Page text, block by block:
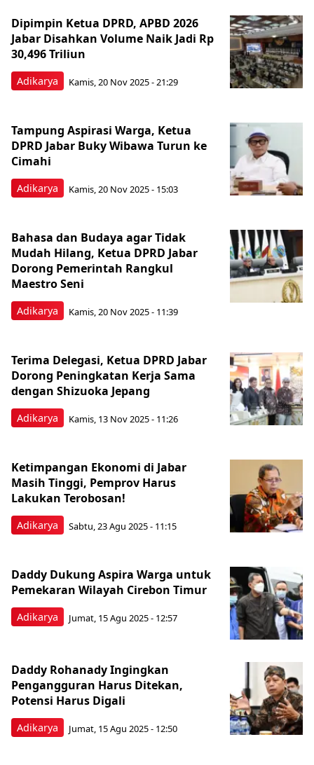
Adikarya
Dipimpin Ketua DPRD, APBD 2026
Jabar Disahkan Volume Naik Jadi Rp
30,496 Triliun
Kamis, 20 Nov 2025 - 21:29
Adikarya
Tampung Aspirasi Warga, Ketua
DPRD Jabar Buky Wibawa Turun ke
Cimahi
Kamis, 20 Nov 2025 - 15:03
Adikarya
Bahasa dan Budaya agar Tidak
Mudah Hilang, Ketua DPRD Jabar
Dorong Pemerintah Rangkul
Maestro Seni
Kamis, 20 Nov 2025 - 11:39
Adikarya
Terima Delegasi, Ketua DPRD Jabar
Dorong Peningkatan Kerja Sama
dengan Shizuoka Jepang
Kamis, 13 Nov 2025 - 11:26
Adikarya
Ketimpangan Ekonomi di Jabar
Masih Tinggi, Pemprov Harus
Lakukan Terobosan!
Sabtu, 23 Agu 2025 - 11:15
Adikarya
Daddy Dukung Aspira Warga untuk
Pemekaran Wilayah Cirebon Timur
Jumat, 15 Agu 2025 - 12:57
Adikarya
Daddy Rohanady Ingingkan
Pengangguran Harus Ditekan,
Potensi Harus Digali
Jumat, 15 Agu 2025 - 12:50